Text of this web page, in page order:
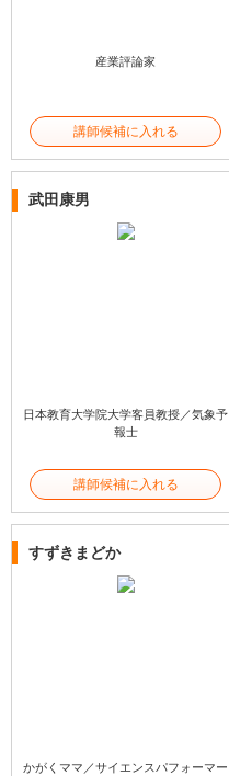
産業評論家
講師候補に入れる
武田康男
日本教育大学院大学客員教授／気象予
報士
講師候補に入れる
すずきまどか
かがくママ／サイエンスパフォーマー